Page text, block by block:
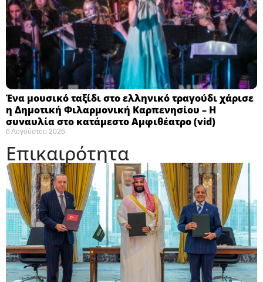
Ένα μουσικό ταξίδι στο ελληνικό τραγούδι χάρισε
η Δημοτική Φιλαρμονική Καρπενησίου – Η
συναυλία στο κατάμεστο Αμφιθέατρο (vid)
6 Αυγούστου 2026
Επικαιρότητα